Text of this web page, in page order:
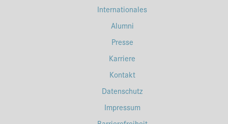
Internationales
Alumni
Presse
Karriere
Kontakt
Datenschutz
Impressum